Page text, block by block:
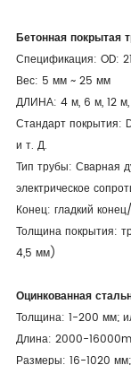
Бетонная покрытая
Спецификация: OD:
Вес: 5 мм ~ 25 мм
ДЛИНА: 4 м, 6 м, 12 м,
Стандарт покрытия:
и т. Д.
Тип трубы: Сварная
электрическое
Конец: гладкий
Толщина покрытия:
4,5 мм)
Оцинкованная
Толщина: 1-200 мм;
Длина: 2000-
Размеры: 16-1020